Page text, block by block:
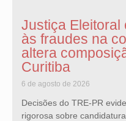
Justiça Eleitoral
às fraudes na
altera
Curitiba
6 de agosto de 2026
Decisões do TRE-PR
rigorosa sobre